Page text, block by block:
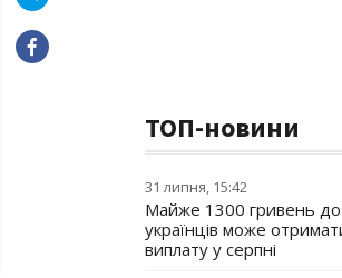
ТОП-новини
31 липня, 15:42
Майже 1300 гривень до
українців може
виплату у серпні